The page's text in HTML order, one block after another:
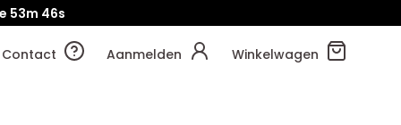
53m 45s
Contact Aanmelden Winkelwagen